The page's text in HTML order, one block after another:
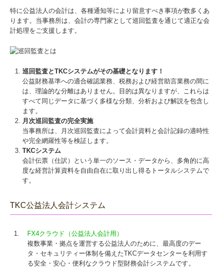
特に公益法人の会計は、各種通知等により留意すべき事項が数多くあ
ります。当事務所は、会計の専門家として巡回監査を通じて適正な会
計処理をご支援します。
巡回監査とTKCシステムがその基礎となります！
公益財務基準への適合確認業務、税務および経営助言業務の間に
は、理論的な分離はありません。目的は異なりますが、これらは
すべて同じデータに基づく多様な分類、分析および解説を包含し
ます。
月次巡回監査の完全実施
当事務所は、月次巡回監査によって会計資料と会計記録の適時性
や完全網羅性等を検証します。
TKCシステム
会計伝票（仕訳）という単一のソース・データから、多角的に高
度な経営計算資料を自由自在に取り出し得るトータルシステムで
す。
TKC公益法人会計システム
1.
FX4クラウド（公益法人会計用）
複数事業・拠点を運営する公益法人のために、最高度のデー
タ・セキュリティー体制を備えたTKCデータセンターを利用す
る安全・安心・便利なクラウド型財務会計システムです。